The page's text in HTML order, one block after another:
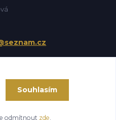
Souhlasím
odmítnout zde